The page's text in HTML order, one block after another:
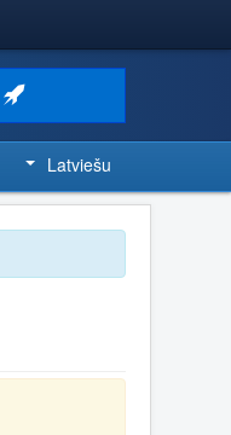
Latviešu